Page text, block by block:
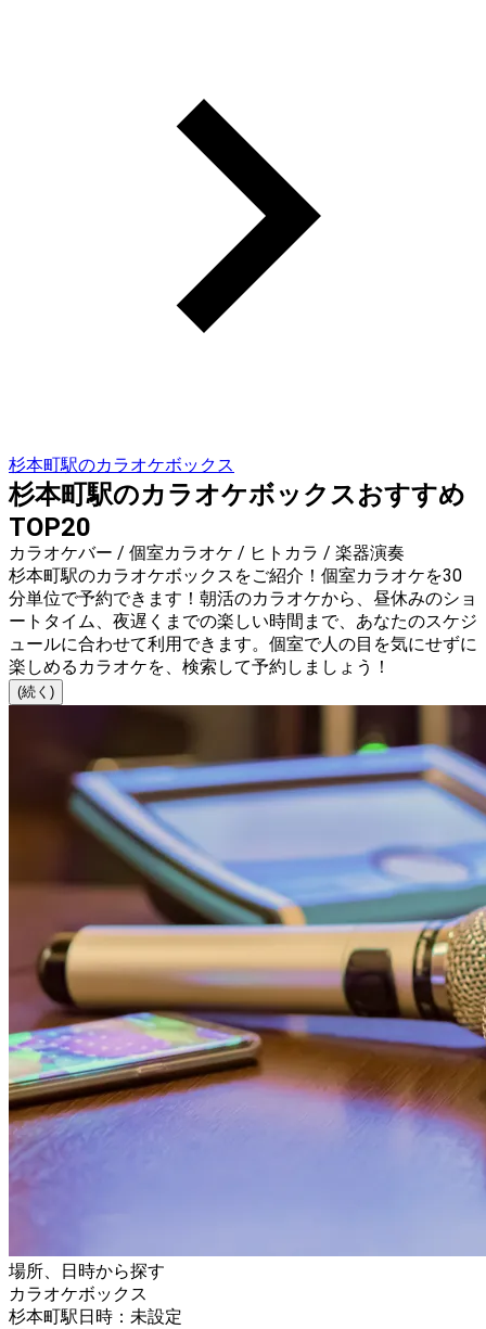
杉本町駅のカラオケボックス
杉本町駅のカラオケボックスおすすめ
TOP20
カラオケバー / 個室カラオケ / ヒトカラ / 楽器演奏
杉本町駅のカラオケボックスをご紹介！個室カラオケを30
分単位で予約できます！朝活のカラオケから、昼休みのショ
ートタイム、夜遅くまでの楽しい時間まで、あなたのスケジ
ュールに合わせて利用できます。個室で人の目を気にせずに
楽しめるカラオケを、検索して予約しましょう！
(続く)
場所、日時から探す
カラオケボックス
杉本町駅日時：未設定